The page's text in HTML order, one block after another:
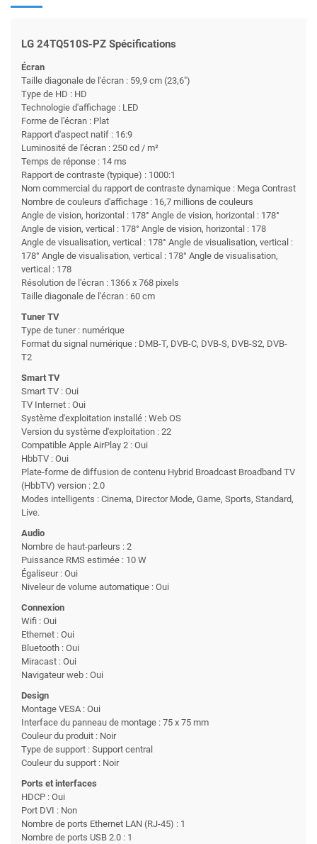
LG 24TQ510S-PZ Spécifications
Écran
Taille diagonale de l'écran : 59,9 cm (23,6")
Type de HD : HD
Technologie d'affichage : LED
Forme de l'écran : Plat
Rapport d'aspect natif : 16:9
Luminosité de l'écran : 250 cd / m²
Temps de réponse : 14 ms
Rapport de contraste (typique) : 1000:1
Nom commercial du rapport de contraste dynamique : Mega Contrast
Nombre de couleurs d'affichage : 16,7 millions de couleurs
Angle de vision, horizontal : 178° Angle de vision, horizontal : 178°
Angle de vision, vertical : 178° Angle de vision, horizontal : 178
Angle de visualisation, vertical : 178° Angle de visualisation, vertical :
178° Angle de visualisation, vertical : 178° Angle de visualisation,
vertical : 178
Résolution de l'écran : 1366 x 768 pixels
Taille diagonale de l'écran : 60 cm
Tuner TV
Type de tuner : numérique
Format du signal numérique : DMB-T, DVB-C, DVB-S, DVB-S2, DVB-
T2
Smart TV
Smart TV : Oui
TV Internet : Oui
Système d'exploitation installé : Web OS
Version du système d'exploitation : 22
Compatible Apple AirPlay 2 : Oui
HbbTV : Oui
Plate-forme de diffusion de contenu Hybrid Broadcast Broadband TV
(HbbTV) version : 2.0
Modes intelligents : Cinema, Director Mode, Game, Sports, Standard,
Live.
Audio
Nombre de haut-parleurs : 2
Puissance RMS estimée : 10 W
Égaliseur : Oui
Niveleur de volume automatique : Oui
Connexion
Wifi : Oui
Ethernet : Oui
Bluetooth : Oui
Miracast : Oui
Navigateur web : Oui
Design
Montage VESA : Oui
Interface du panneau de montage : 75 x 75 mm
Couleur du produit : Noir
Type de support : Support central
Couleur du support : Noir
Ports et interfaces
HDCP : Oui
Port DVI : Non
Nombre de ports Ethernet LAN (RJ-45) : 1
Nombre de ports USB 2.0 : 1